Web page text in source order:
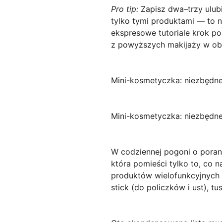
Pro tip: Zapisz dwa–trzy
tylko tymi produktami — to
ekspresowe tutoriale krok
z powyższych makijaży w
Mini-kosmetyczka:
Mini-kosmetyczka:
W codziennej pogoni o
która pomieści tylko to, co
produktów
stick (do policzków i ust),